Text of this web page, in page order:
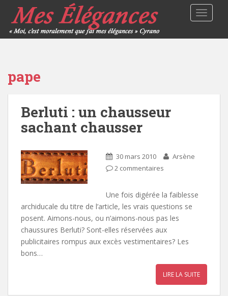
pape
Berluti : un chausseur
sachant chausser
30 mars 2010
Arsène
2 commentaires
Une fois digérée la faiblesse
archiducale du titre de l’article, les vrais questions se
posent. Aimons-nous, ou n’aimons-nous pas les
chaussures Berluti? Sont-elles réservées aux
publicitaires rompus aux excès vestimentaires? Les
bons…
LIRE LA SUITE